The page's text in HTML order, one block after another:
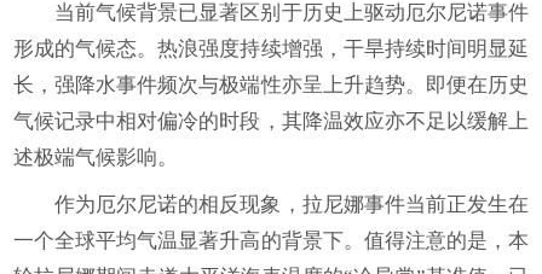
当前气候背景已显著区别于历史上驱动厄尔尼诺事件
形成的气候态。热浪强度持续增强，干旱持续时间明显延
长，强降水事件频次与极端性亦呈上升趋势。即便在历史
气候记录中相对偏冷的时段，其降温效应亦不足以缓解上
述极端气候影响。
作为厄尔尼诺的相反现象，拉尼娜事件当前正发生在
一个全球平均气温显著升高的背景下。值得注意的是，本